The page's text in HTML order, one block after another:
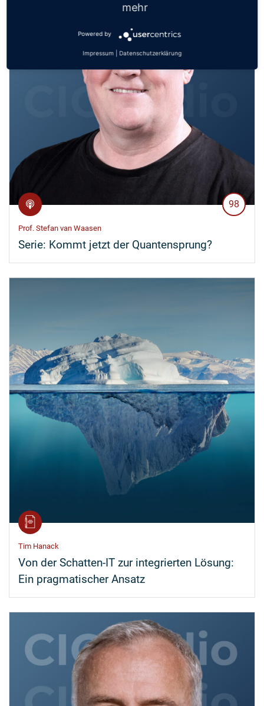
98
Prof. Stefan van Waasen
Serie: Kommt jetzt der Quantensprung?
Tim Hanack
Von der Schatten-IT zur integrierten Lösung:
Ein pragmatischer Ansatz
mehr
Powered by
Impressum Datenschutzerklärung